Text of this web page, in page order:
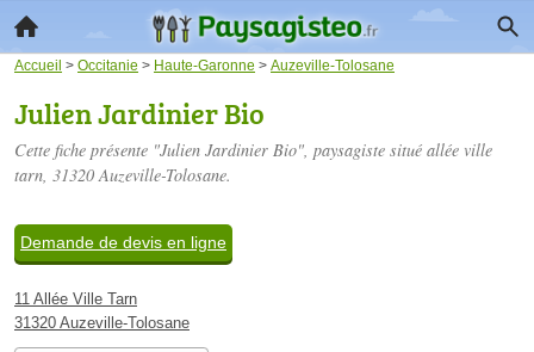
Accueil > Occitanie > Haute-Garonne > Auzeville-Tolosane
Julien Jardinier Bio
Cette fiche présente "Julien Jardinier Bio", paysagiste situé allée ville
tarn, 31320 Auzeville-Tolosane.
Demande de devis en ligne
11 Allée Ville Tarn
31320 Auzeville-Tolosane